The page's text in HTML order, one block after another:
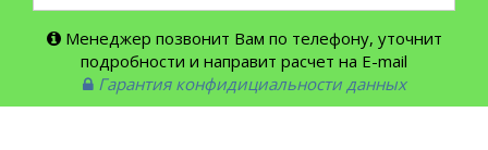
Менеджер позвонит Вам по телефону, уточнит
подробности и направит расчет на E-mail
Гарантия конфидициальности данных